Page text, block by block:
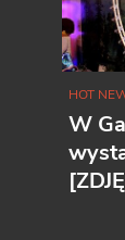
HOT
W